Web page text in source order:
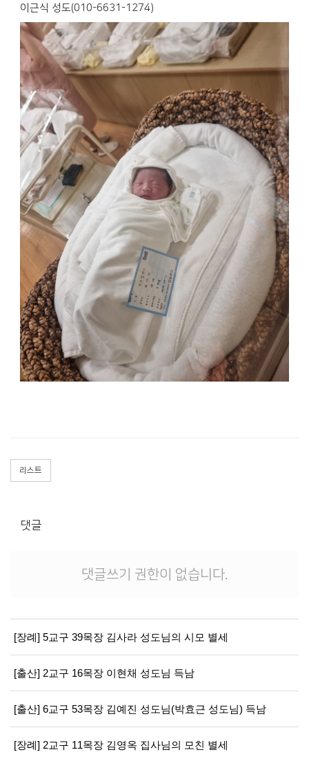
이근식 성도(010-6631-1274)
리스트
댓글
댓글쓰기 권한이 없습니다.
[장례] 5교구 39목장 김사라 성도님의 시모 별세
[출산] 2교구 16목장 이현채 성도님 득남
[출산] 6교구 53목장 김예진 성도님(박효근 성도님) 득남
[장례] 2교구 11목장 김영옥 집사님의 모친 별세